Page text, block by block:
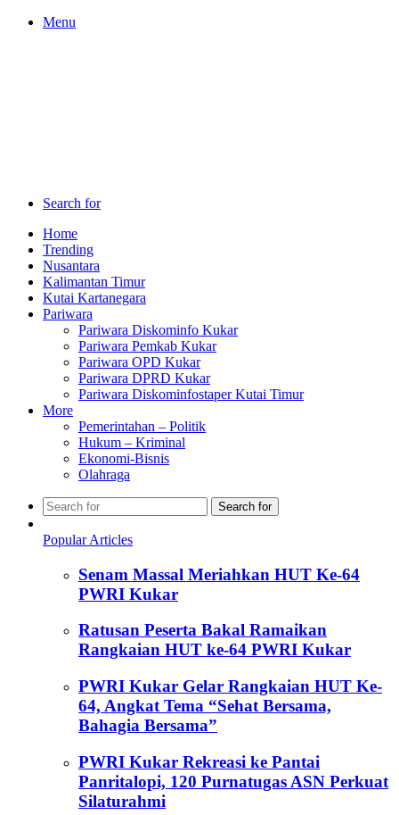
Menu
Search for
Home
Trending
Nusantara
Kalimantan Timur
Kutai Kartanegara
Pariwara
Pariwara Diskominfo Kukar
Pariwara Pemkab Kukar
Pariwara OPD Kukar
Pariwara DPRD Kukar
Pariwara Diskominfostaper Kutai Timur
More
Pemerintahan – Politik
Hukum – Kriminal
Ekonomi-Bisnis
Olahraga
Search for
Popular Articles
Senam Massal Meriahkan HUT Ke-64
PWRI Kukar
Ratusan Peserta Bakal Ramaikan
Rangkaian HUT ke-64 PWRI Kukar
PWRI Kukar Gelar Rangkaian HUT Ke-
64, Angkat Tema “Sehat Bersama,
Bahagia Bersama”
PWRI Kukar Rekreasi ke Pantai
Panritalopi, 120 Purnatugas ASN Perkuat
Silaturahmi